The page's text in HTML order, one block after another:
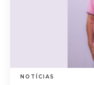
NOTÍCIAS